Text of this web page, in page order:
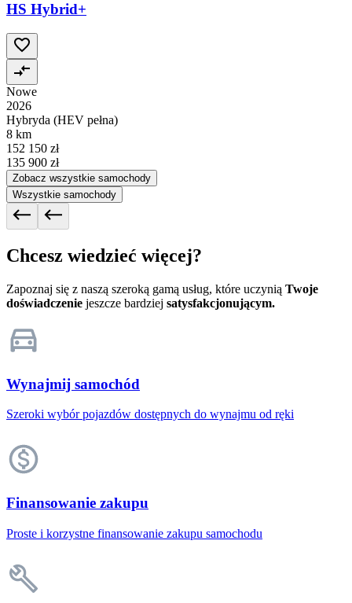
HS Hybrid+
Nowe
2026
Hybryda (HEV pełna)
8 km
152 150 zł
135 900 zł
Zobacz wszystkie samochody
Wszystkie samochody
Chcesz wiedzieć więcej?
Zapoznaj się z naszą szeroką gamą usług, które uczynią Twoje
doświadczenie jeszcze bardziej satysfakcjonującym.
Wynajmij samochód
Szeroki wybór pojazdów dostępnych do wynajmu od ręki
Finansowanie zakupu
Proste i korzystne finansowanie zakupu samochodu